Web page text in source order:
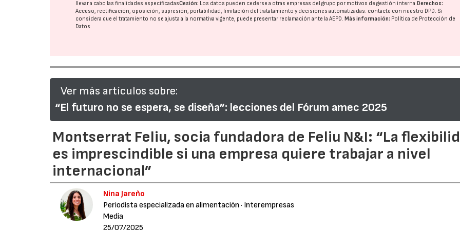
llevar a cabo las finalidades especificadasCesión: Los datos pueden cederse a otras empresas del grupo por motivos de gestión interna.Derechos:
Acceso, rectificación, oposición, supresión, portabilidad, limitación del tratatamiento y decisiones automatizadas: contacte con nuestro DPD. Si
considera que el tratamiento no se ajusta a la normativa vigente, puede presentar reclamación ante laAEPD.Más información: Política de Protección de
Datos
Ver más artículos sobre:
“El futuro no se espera, se diseña”: lecciones del Fórum amec 2025
Montserrat Feliu, socia fundadora de Feliu N&I: “La
es imprescindible si una empresa quiere trabajar a nivel
internacional”
Nina Jareño
Periodista especializada en alimentación · Interempresas
Media
25/07/2025